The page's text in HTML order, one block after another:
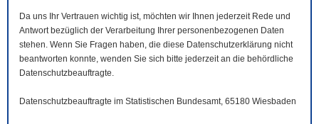
Da uns Ihr Vertrauen wichtig ist, möchten wir Ihnen jederzeit Rede und
Antwort bezüglich der Verarbeitung Ihrer personenbezogenen Daten
stehen. Wenn Sie Fragen haben, die diese Datenschutzerklärung nicht
beantworten konnte, wenden Sie sich bitte jederzeit an die behördliche
Datenschutzbeauftragte.
Datenschutzbeauftragte im Statistischen Bundesamt, 65180 Wiesbaden